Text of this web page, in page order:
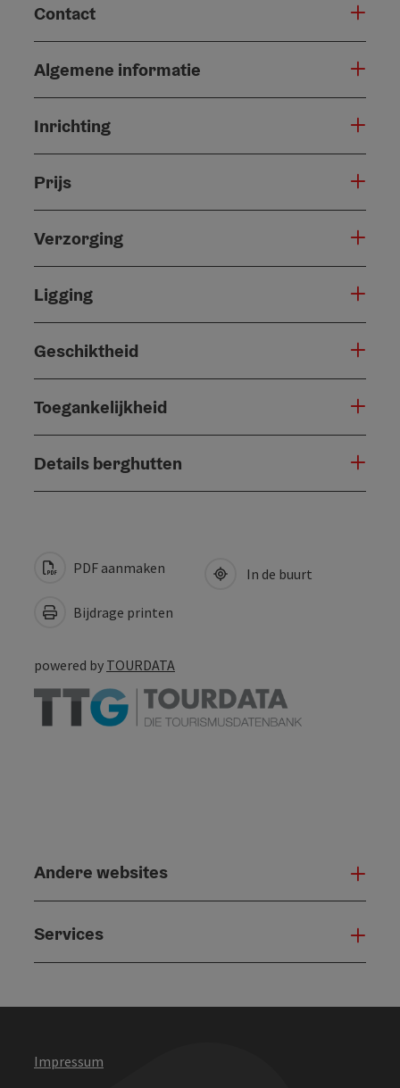
Contact
Algemene informatie
Inrichting
Prijs
Verzorging
Ligging
Geschiktheid
Toegankelijkheid
Details berghutten
PDF aanmaken
Bijdrage printen
In de buurt
powered by TOURDATA
Andere websites
Services
Impressum